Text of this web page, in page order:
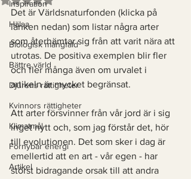
Inspiration
Hälsa
Biologisk mångfald
Bättre värld
Djurens rättigheter
Kvinnors rättigheter
Klimatmål
Förnybar energi
Artikel
Det är Världsnaturfonden (klicka på
länken nedan) som listar några arter
som återhämtar sig från att varit nära att
utrotas. De positiva exemplen blir fler
och fler många även om urvalet i
artikeln är mycket begränsat.
Att arter försvinner från vår jord är i sig
inget nytt och, som jag förstår det, hör
till evolutionen. Det som sker i dag är
emellertid att en art - vår egen - har
störst bidragande orsak till att andra